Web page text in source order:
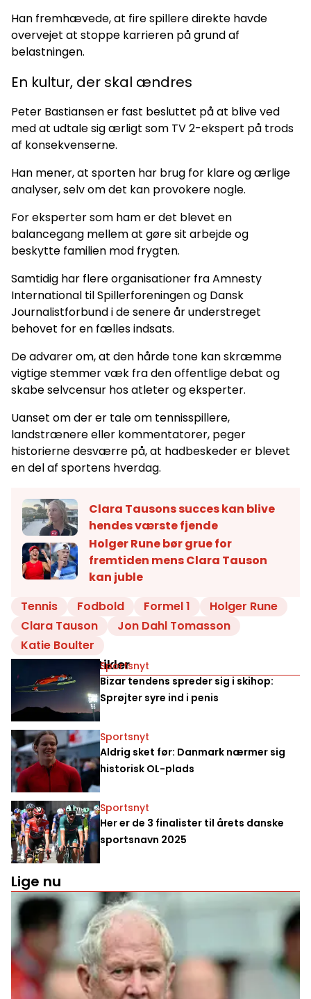
Han fremhævede, at fire spillere direkte havde
overvejet at stoppe karrieren på grund af
belastningen.
En kultur, der skal ændres
Peter Bastiansen er fast besluttet på at blive ved
med at udtale sig ærligt som TV 2-ekspert på trods
af konsekvenserne.
Han mener, at sporten har brug for klare og ærlige
analyser, selv om det kan provokere nogle.
For eksperter som ham er det blevet en
balancegang mellem at gøre sit arbejde og
beskytte familien mod frygten.
Samtidig har flere organisationer fra Amnesty
International til Spillerforeningen og Dansk
Journalistforbund i de senere år understreget
behovet for en fælles indsats.
De advarer om, at den hårde tone kan skræmme
vigtige stemmer væk fra den offentlige debat og
skabe selvcensur hos atleter og eksperter.
Uanset om der er tale om tennisspillere,
landstrænere eller kommentatorer, peger
historierne desværre på, at hadbeskeder er blevet
en del af sportens hverdag.
Clara Tausons succes kan blive
hendes værste fjende
Holger Rune bør grue for
fremtiden mens Clara Tauson
kan juble
Tennis
Fodbold Formel 1
Holger Rune
Clara Tauson
Jon Dahl Tomasson
Katie Boulter
Relaterede artikler
Sportsnyt
Bizar tendens spreder sig i skihop:
Sprøjter syre ind i penis
Sportsnyt
Aldrig sket før: Danmark nærmer sig
historisk OL-plads
Sportsnyt
Her er de 3 finalister til årets danske
sportsnavn 2025
Lige nu